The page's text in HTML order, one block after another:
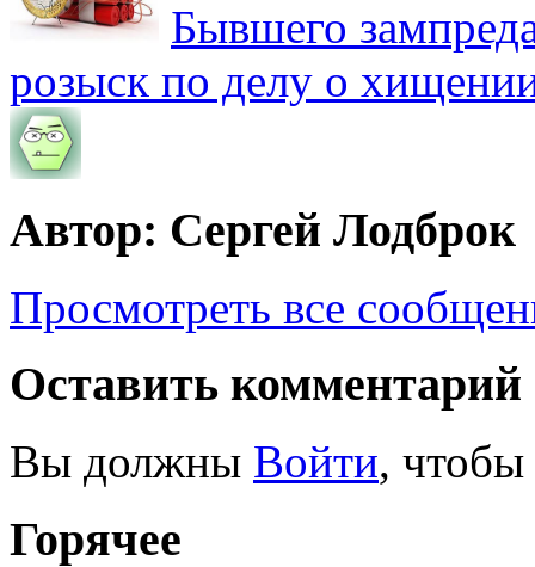
Бывшего
розыск по делу о
Автор: Сергей Лодброк
Просмотреть все
Оставить комментарий
Вы должны Войти, чтобы
Горячее